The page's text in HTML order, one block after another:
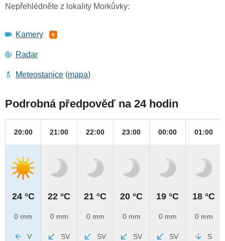
Nepřehlédněte z lokality Morkůvky:
Kamery 5
Radar
Meteostanice (mapa)
Podrobná předpověď na 24 hodin
20:00
24 °C
0 mm
V
21:00
22 °C
0 mm
SV
22:00
21 °C
0 mm
SV
23:00
20 °C
0 mm
SV
00:00
19 °C
0 mm
SV
01:00
18 °C
0 mm
S